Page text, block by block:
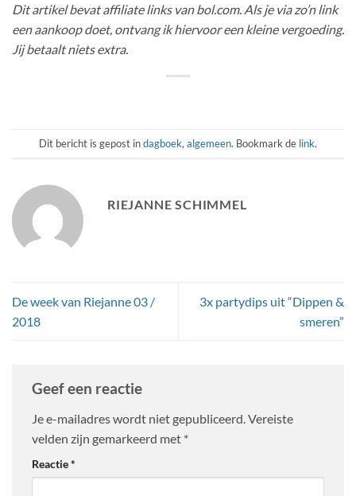
Dit artikel bevat affiliate links van bol.com. Als je via zo’n link
een aankoop doet, ontvang ik hiervoor een kleine vergoeding.
Jij betaalt niets extra.
Dit bericht is gepost indagboek, algemeen. Bookmark de link.
RIEJANNE SCHIMMEL
De week van Riejanne 03 /
2018
3x partydips uit “Dippen &
smeren”
Geef een reactie
Je e-mailadres wordt niet gepubliceerd. Vereiste
velden zijn gemarkeerd met *
Reactie*